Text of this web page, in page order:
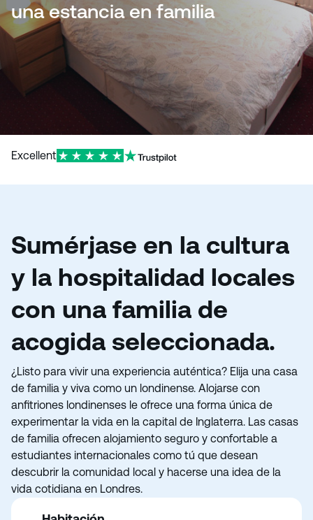
una estancia en familia
Excellent
Sumérjase en la cultura
y la hospitalidad locales
con una familia de
acogida seleccionada.
¿Listo para vivir una experiencia auténtica? Elija una casa
de familia y viva como un londinense. Alojarse con
anfitriones londinenses le ofrece una forma única de
experimentar la vida en la capital de Inglaterra. Las casas
de familia ofrecen alojamiento seguro y confortable a
estudiantes internacionales como tú que desean
descubrir la comunidad local y hacerse una idea de la
vida cotidiana en Londres.